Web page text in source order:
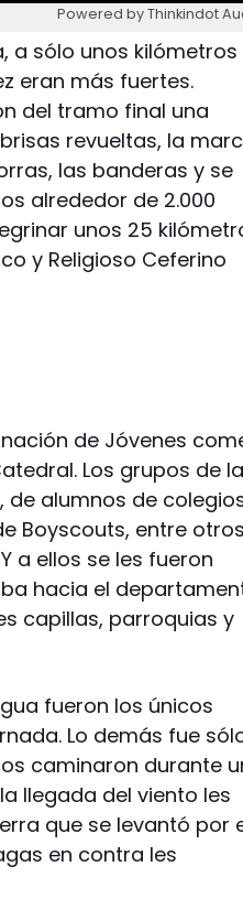
Powered by Thinkindot
a sólo unos kilómetros
eran más fuertes.
del tramo final una
revueltas, la
las banderas y se
alrededor de 2.000
unos 25
y Religioso Ceferino
de Jóvenes
Los grupos de la
de alumnos de
Boyscouts, entre
a ellos se les fueron
hacia el
capillas, parroquias y
fueron los únicos
Lo demás fue
caminaron durante
llegada del viento les
que se levantó por
en contra les